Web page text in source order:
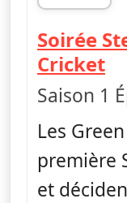
fin 23h35
Soirée
Cricket—
Saison 1
Les
première
et